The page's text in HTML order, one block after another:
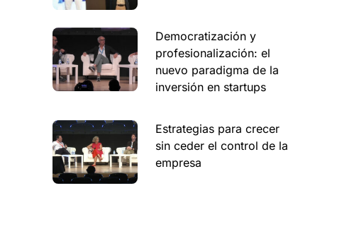
Democratización y
profesionalización: el
nuevo paradigma de la
inversión en startups
Estrategias para crecer
sin ceder el control de la
empresa